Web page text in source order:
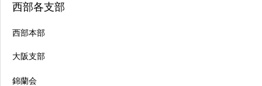
西部各支部
西部本部
大阪支部
錦蘭会